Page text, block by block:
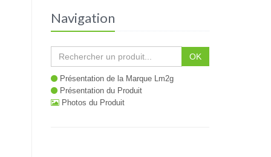
Navigation
OK
Présentation de la Marque Lm2g
Présentation du Produit
Photos du Produit